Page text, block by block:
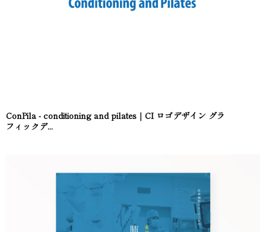
ConPila - conditioning and pilates｜CI ロゴデザイン グラ
フィックデ...